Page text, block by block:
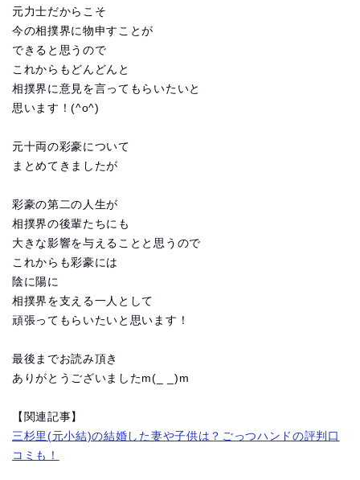
元力士だからこそ
今の相撲界に物申すことが
できると思うので
これからもどんどんと
相撲界に意見を言ってもらいたいと
思います！(^o^)
元十両の彩豪について
まとめてきましたが
彩豪の第二の人生が
相撲界の後輩たちにも
大きな影響を与えることと思うので
これからも彩豪には
陰に陽に
相撲界を支える一人として
頑張ってもらいたいと思います！
最後までお読み頂き
ありがとうございましたm(_ _)m
【関連記事】
三杉里(元小結)の結婚した妻や子供は？ごっつハンドの評判口
コミも！